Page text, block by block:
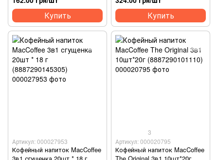
Купить Купить
Артикул: 000027953
Кофейный напиток MacCoffee
3в1 сгущенка 20шт * 18 г
3
Артикул: 000020795
Кофейный напиток MacCoffee
The Original 3в1 10шт*20г